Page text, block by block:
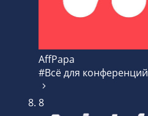
AffPapa
#Всё для конференций
8